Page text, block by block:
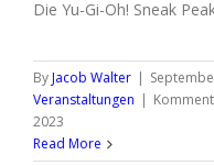
Die Yu-Gi-Oh! Sneak
ByJacob Walter |
Veranstaltungen |
2023
Read More